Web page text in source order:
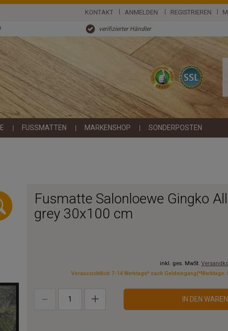
KONTAKT ANMELDEN REGISTRIEREN
verifizierter Händler
FUSSMATTEN MARKENSHOP SONDERPOSTEN
Fusmatte Salonloewe Gingko
grey 30x100 cm
inkl. ges. MwSt.
Voraussichtlich 7-14 Werktage* nach
IN DEN